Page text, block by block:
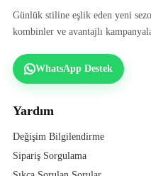
Günlük stiline eşlik eden yeni
kombinler ve avantajlı
WhatsApp Destek
Yardım
Değişim Bilgilendirme
Sipariş Sorgulama